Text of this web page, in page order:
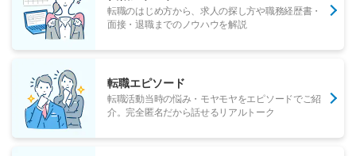
転職のはじめ方から、求人の探し方や職務経歴書・
面接・退職までのノウハウを解説
転職エピソード
転職活動当時の悩み・モヤモヤをエピソードでご紹
介。完全匿名だから話せるリアルトーク